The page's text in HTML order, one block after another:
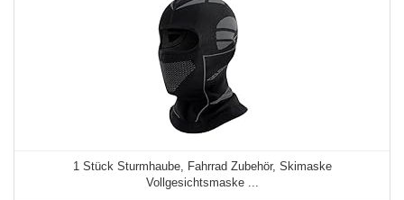
1 Stück Sturmhaube, Fahrrad Zubehör, Skimaske
Vollgesichtsmaske ...